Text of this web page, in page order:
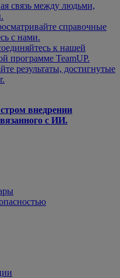
связь между людьми,
справочные
с нами.
к нашей
программе TeamUP.
результаты, достигнутые
внедрении
с ИИ.